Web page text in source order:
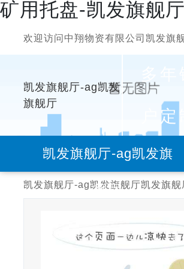
矿用托盘-凯发旗舰厅
欢迎访问中翔物资有限公司凯发旗
凯发旗舰厅-ag凯发
旗舰厅
多
户
凯发旗舰厅-ag凯发旗
舰厅
凯发旗舰厅-ag凯发旗舰厅凯发旗